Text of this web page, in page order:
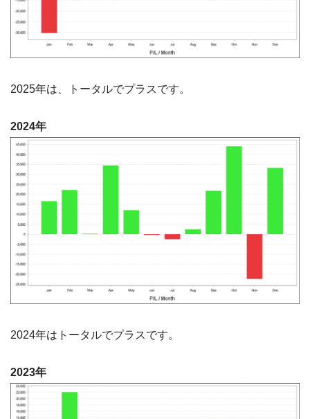
2025年は、トータルでプラスです。
2024年
2024年はトータルでプラスです。
2023年